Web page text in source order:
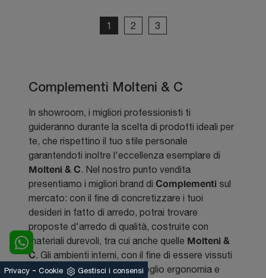
1 2 3
Complementi Molteni & C
In showroom, i migliori professionisti ti
guideranno durante la scelta di prodotti ideali per
te, che rispettino il tuo stile personale
garantendoti inoltre l'eccellenza esemplare di
Molteni & C. Nel nostro punto vendita
presentiamo i migliori brand di Complementi sul
mercato: con il fine di concretizzare i tuoi
desideri in fatto di arredo, potrai trovare
proposte d'arredo di qualità, costruite con
materiali durevoli, tra cui anche quelle Molteni &
C. Gli ambienti interni, con il fine di essere vissuti
al meglio, devono unire al meglio ergonomia e
Privacy - Cookie Gestisci i consensi